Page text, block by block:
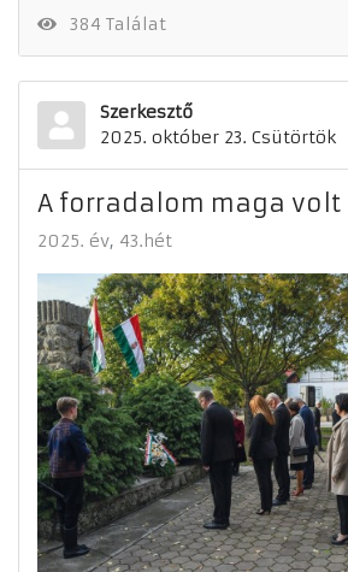
384 Találat
Szerkesztő
2025. október 23. Csütörtök
A forradalom maga volt
2025. év 43.hét